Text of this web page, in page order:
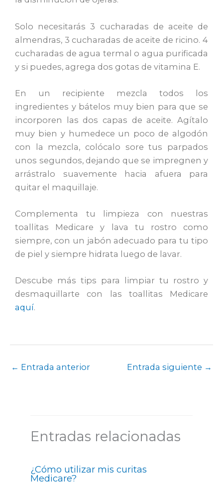
Solo necesitarás 3 cucharadas de aceite de
almendras, 3 cucharadas de aceite de ricino. 4
cucharadas de agua termal o agua purificada
y si puedes, agrega dos gotas de vitamina E.
En un recipiente mezcla todos los
ingredientes y bátelos muy bien para que se
incorporen las dos capas de aceite. Agítalo
muy bien y humedece un poco de algodón
con la mezcla, colócalo sore tus parpados
unos segundos, dejando que se impregnen y
arrástralo suavemente hacia afuera para
quitar el maquillaje.
Complementa tu limpieza con nuestras
toallitas Medicare y lava tu rostro como
siempre, con un jabón adecuado para tu tipo
de piel y siempre hidrata luego de lavar.
Descube más tips para limpiar tu rostro y
desmaquillarte con las toallitas Medicare
aquí.
← Entrada anterior Entrada siguiente →
Entradas relacionadas
¿Cómo utilizar mis curitas
Medicare?